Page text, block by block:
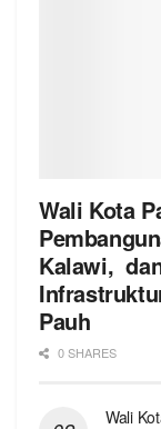
Wali Kota
Kalawi,
Pauh
0 SHARES
Wali